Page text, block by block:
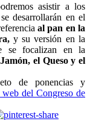
asistir a los
desarrollarán en el
al pan en la
y su versión en la
se focalizan en la
Jamón, el Queso y el
de ponencias y
web del Congreso de